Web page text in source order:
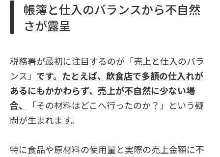
帳簿と仕入のバランスから不自然
さが露呈
税務署が最初に注目するのが「売上と仕入のバラ
ンス」 です。たとえば、飲食店で多額の仕入れが
あるにもかかわらず、売上が不自然に少ない場
合、
「その材料はどこへ行ったのか？」という疑
問が生まれます。
特に食品や原材料の使用量と実際の売上金額に不